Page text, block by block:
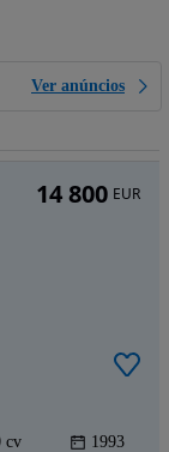
Ver anúncios
cv 1993
14 800 EUR